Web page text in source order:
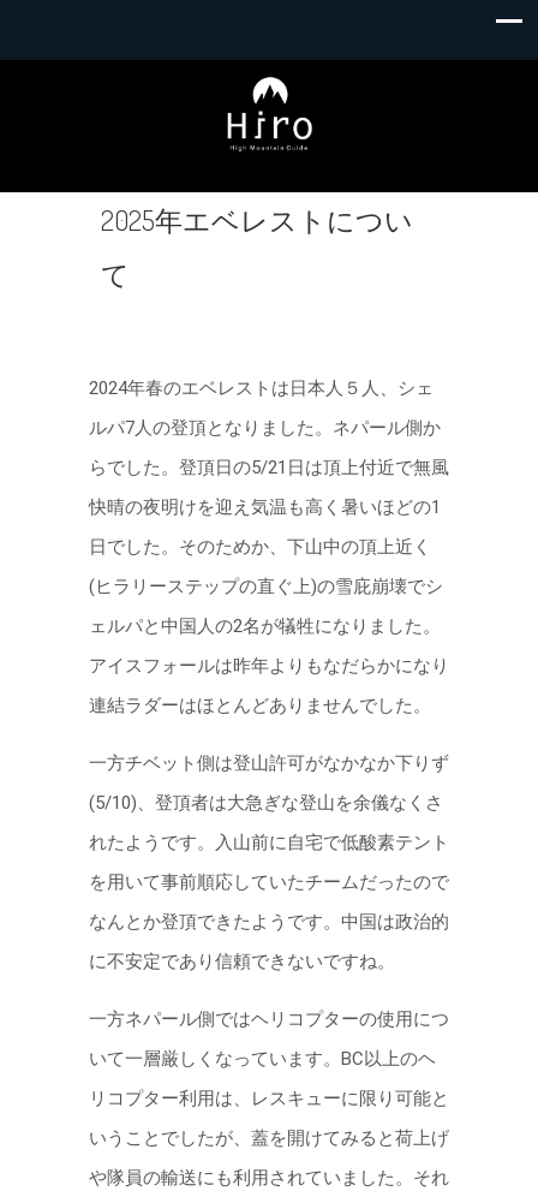
2025年エベレストについ
て
2024年春のエベレストは日本人５人、シェ
ルパ7人の登頂となりました。ネパール側か
らでした。登頂日の5/21日は頂上付近で無風
快晴の夜明けを迎え気温も高く暑いほどの1
日でした。そのためか、下山中の頂上近く
(ヒラリーステップの直ぐ上)の雪庇崩壊でシ
ェルパと中国人の2名が犠牲になりました。
アイスフォールは昨年よりもなだらかになり
連結ラダーはほとんどありませんでした。
一方チベット側は登山許可がなかなか下りず
(5/10)、登頂者は大急ぎな登山を余儀なくさ
れたようです。入山前に自宅で低酸素テント
を用いて事前順応していたチームだったので
なんとか登頂できたようです。中国は政治的
に不安定であり信頼できないですね。
一方ネパール側ではヘリコプターの使用につ
いて一層厳しくなっています。BC以上のヘ
リコプター利用は、レスキューに限り可能と
いうことでしたが、蓋を開けてみると荷上げ
や隊員の輸送にも利用されていました。それ